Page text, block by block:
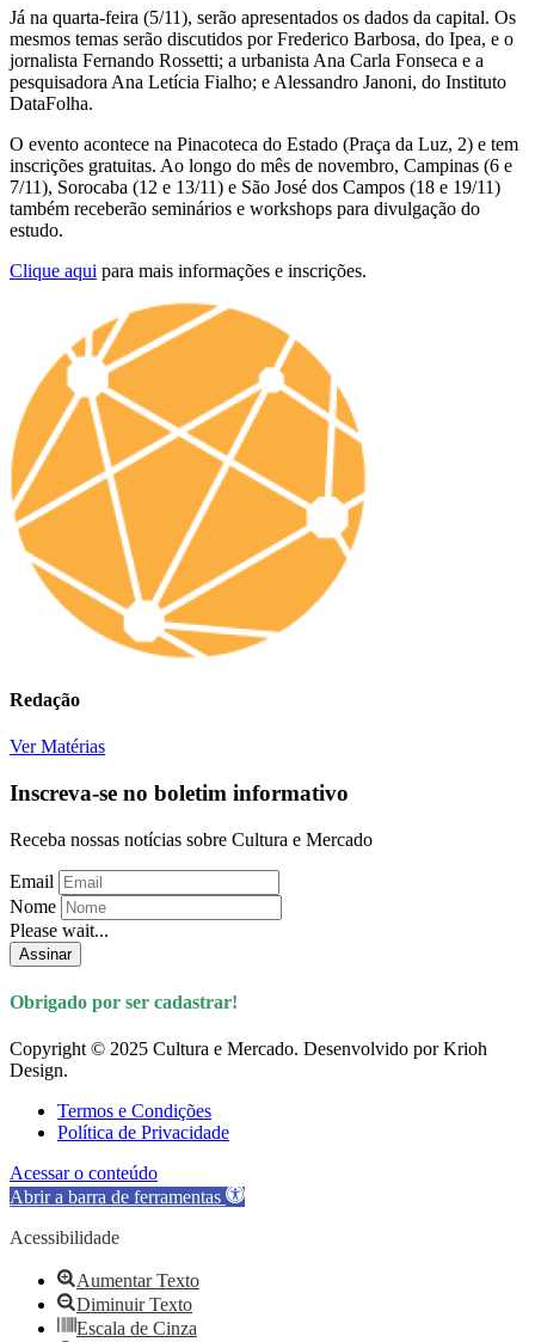
Já na quarta-feira (5/11), serão apresentados os dados da capital. Os
mesmos temas serão discutidos por Frederico Barbosa, do Ipea, e o
jornalista Fernando Rossetti; a urbanista Ana Carla Fonseca e a
pesquisadora Ana Letícia Fialho; e Alessandro Janoni, do Instituto
DataFolha.
O evento acontece na Pinacoteca do Estado (Praça da Luz, 2) e tem
inscrições gratuitas. Ao longo do mês de novembro, Campinas (6 e
7/11), Sorocaba (12 e 13/11) e São José dos Campos (18 e 19/11)
também receberão seminários e workshops para divulgação do
estudo.
Clique aqui para mais informações e inscrições.
Redação
Ver Matérias
Inscreva-se no boletim informativo
Receba nossas notícias sobre Cultura e Mercado
Email
Nome
Please wait...
Assinar
Obrigado por ser cadastrar!
Copyright © 2025 Cultura e Mercado. Desenvolvido por Krioh
Design.
Termos e Condições
Política de Privacidade
Acessar o conteúdo
Abrir a barra de ferramentas
Acessibilidade
Aumentar Texto
Diminuir Texto
Escala de Cinza